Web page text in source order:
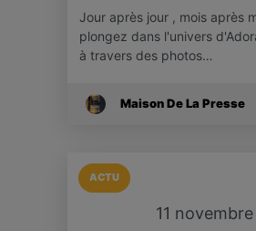
Jour après jour , mois après
plongez dans l'univers
à travers des photos…
Maison De La Presse
ACTU
11 novembre